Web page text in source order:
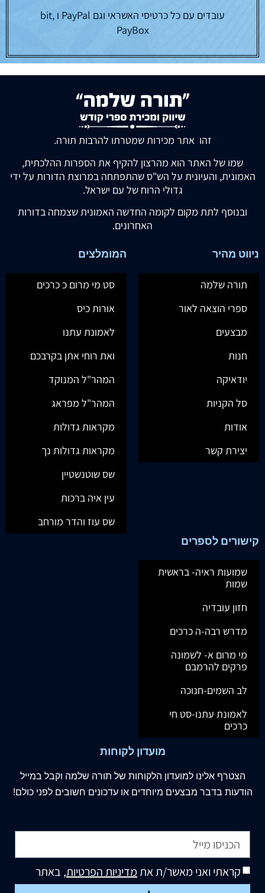
עובדים עם כל כרטיסי האשראי וגם PayPal ו bit,
PayBox
זהו אתר מכירות שמטרתו להרבות תורה.
שמו של האתר הוא מהרצון להקיף את הספרות ההלכתית,
האמונית, והעיונית על הש"ס שהתפתחה במרוצת הדורות על ידי
גדולי הרוח של עם ישראל.
ובנוסף לתת מקום לקומה החדשה האמונית שצמחה בדורות
האחרונים.
ניווט מהיר
תורה שלמה
ספרי הוצאה לאור
מבצעים
חנות
יודאיקה
סל הקניות
אודות
יצירת קשר
המומלצים
סט מי מרום כ כרכים
אורות כיס
לאמונת עתנו
ואת רוחי אתן בקרבכם
המהר"ל המנוקד
המהר"ל מפראג
מקראות גדולות
מקראות גדולות נך
שס שוטנשטיין
עין איה ברכות
שס עוז והדר מורחב
קישורים לספרים
שמועות ראיה- בראשית
שמות
חזון עובדיה
מדרש רבה-ה כרכים
מי מרום א- לשמונה
פרקים להרמבם
לב השמים-חנוכה
לאמונת עתנו-סט חי
כרכים
מועדון לקוחות
הצטרף אלינו למועדון הלקוחות של תורה שלמה וקבל במייל
הודעות בדבר מבצעים מיוחדים או עדכונים חשובים לפני כולם!
קראתי ואני מאשר/ת אתמדיניות הפרטיות, באתר